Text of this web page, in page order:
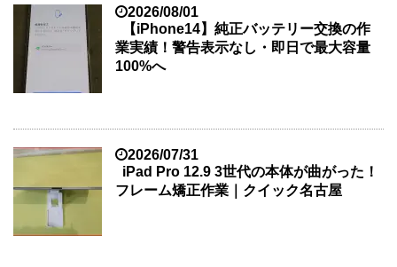
2026/08/01
【iPhone14】純正バッテリー交換の作
業実績！警告表示なし・即日で最大容量
100%へ
2026/07/31
iPad Pro 12.9 3世代の本体が曲がった！
フレーム矯正作業｜クイック名古屋